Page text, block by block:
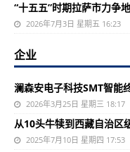
“十五五”时期拉萨市力争
2026年7月3日 星期五 16:23
企业
澜森安电子科技SMT智能
2026年3月25日 星期三 18:17
从10头牛犊到西藏自治区
2025年7月10日 星期四 17:53